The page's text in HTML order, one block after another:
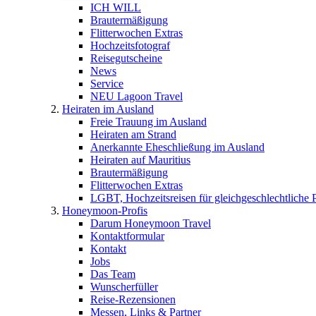
ICH WILL
Brautermäßigung
Flitterwochen Extras
Hochzeitsfotograf
Reisegutscheine
News
Service
NEU Lagoon Travel
Heiraten im Ausland
Freie Trauung im Ausland
Heiraten am Strand
Anerkannte Eheschließung im Ausland
Heiraten auf Mauritius
Brautermäßigung
Flitterwochen Extras
LGBT, Hochzeitsreisen für gleichgeschlechtliche
Honeymoon-Profis
Darum Honeymoon Travel
Kontaktformular
Kontakt
Jobs
Das Team
Wunscherfüller
Reise-Rezensionen
Messen, Links & Partner